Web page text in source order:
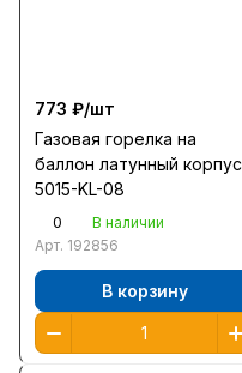
773 ₽/шт
Газовая горелка на
баллон латунный корпус
5015-KL-08
0
В наличии
Арт. 192856
В корзину